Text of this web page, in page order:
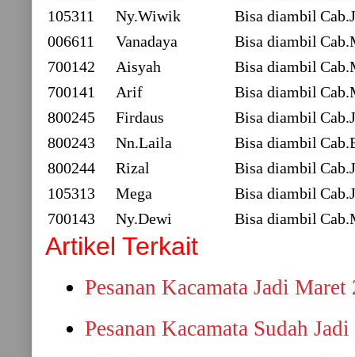
105311
Ny.Wiwik Bisa diambil
006611
Vanadaya Bisa diambil
700142
Aisyah Bisa diambil
700141
Arif Bisa diambil
800245
Firdaus Bisa diambil
800243
Nn.Laila Bisa diambil
800244
Rizal Bisa diambil
105313
Mega Bisa diambil
700143
Ny.Dewi Bisa diambil
Artikel Terkait
Pesanan Kacamata Jadi Maret
Pesanan Kacamata Sudah